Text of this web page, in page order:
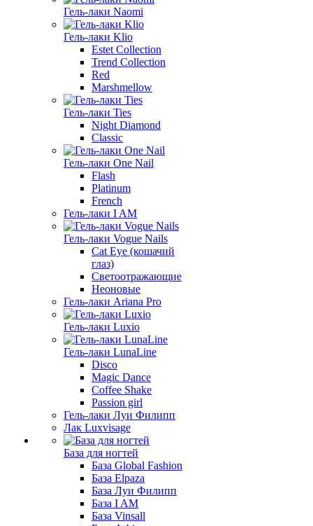
Гель-лаки Naomi
Гель-лаки Klio
Estet Collection
Trend Collection
Red
Marshmellow
Гель-лаки Ties
Night Diamond
Classic
Гель-лаки One Nail
Flash
Platinum
French
Гель-лаки I AM
Гель-лаки Vogue Nails
Cat Eye (кошачий
глаз)
Светоотражающие
Неоновые
Гель-лаки Ariana Pro
Гель-лаки Luxio
Гель-лаки LunaLine
Disco
Magic Dance
Coffee Shake
Passion girl
Гель-лаки Луи Филипп
Лак Luxvisage
База для ногтей
База Global Fashion
База Elpaza
База Луи Филипп
База I AM
База Vinsall